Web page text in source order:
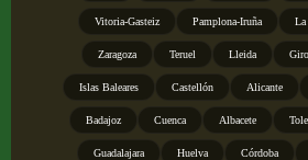
Vitoria-Gasteiz Pamplona-Iruña
Zaragoza Teruel Lleida
Islas Baleares Castellón Alicante
Badajoz Cuenca Albacete
Guadalajara Huelva Córdoba